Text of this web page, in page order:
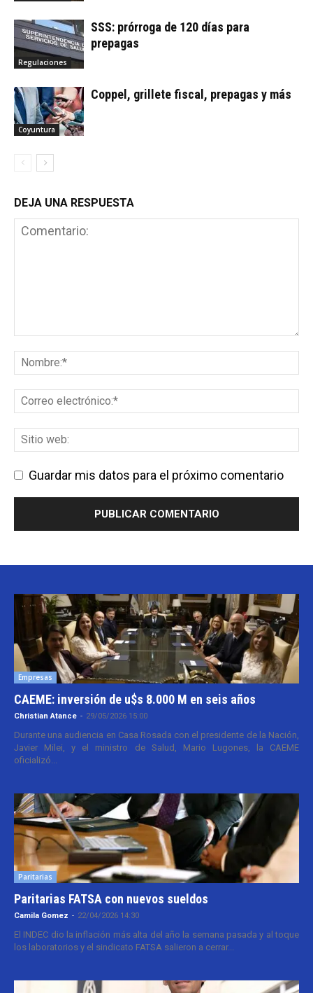
Regulaciones
SSS: prórroga de 120 días para
prepagas
Coyuntura
Coppel, grillete fiscal, prepagas y más
DEJA UNA RESPUESTA
Guardar mis datos para el próximo comentario
Empresas
CAEME: inversión de u$s 8.000 M en seis años
Christian Atance - 29/05/2026 15:00
Durante una audiencia en Casa Rosada con el presidente de la Nación,
Javier Milei, y el ministro de Salud, Mario Lugones, la CAEME
oficializó...
Paritarias
Paritarias FATSA con nuevos sueldos
Camila Gomez - 22/04/2026 14:30
El INDEC dio la inflación más alta del año la semana pasada y al toque
los laboratorios y el sindicato FATSA salieron a cerrar...